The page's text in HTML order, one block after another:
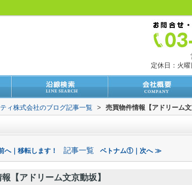
定休日：火曜
ィ株式会社のブログ記事一覧 > 売買物件情報【アドリーム文
へ｜移転します！ 記事一覧 ベトナム①｜次へ ≫
【アドリーム文京動坂】